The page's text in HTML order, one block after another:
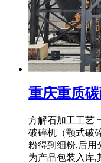
重庆重质
方解石加工工艺
破碎机（颚式破
粉得到细粉,后用
为产品包装入库,